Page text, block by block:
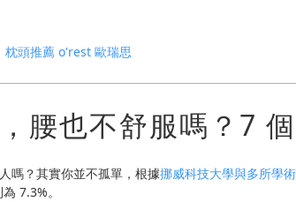
枕頭推薦 o'rest 歐瑞思
腰也不舒服嗎？7
嗎？其實你並不孤單，根據挪威科技大學與多所學
7.3%。